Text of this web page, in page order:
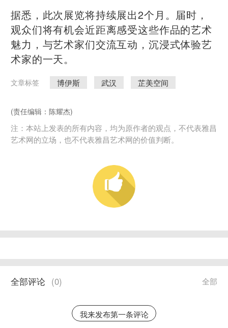
据悉，此次展览将持续展出2个月。届时，
观众们将有机会近距离感受这些作品的艺术
魅力，与艺术家们交流互动，沉浸式体验艺
术家的一天。
文章标签 博伊斯 武汉 芷美空间
(责任编辑：陈耀杰)
注：本站上发表的所有内容，均为原作者的观点，不代表雅昌
艺术网的立场，也不代表雅昌艺术网的价值判断。
全部
全部评论 (0)
我来发布第一条评论